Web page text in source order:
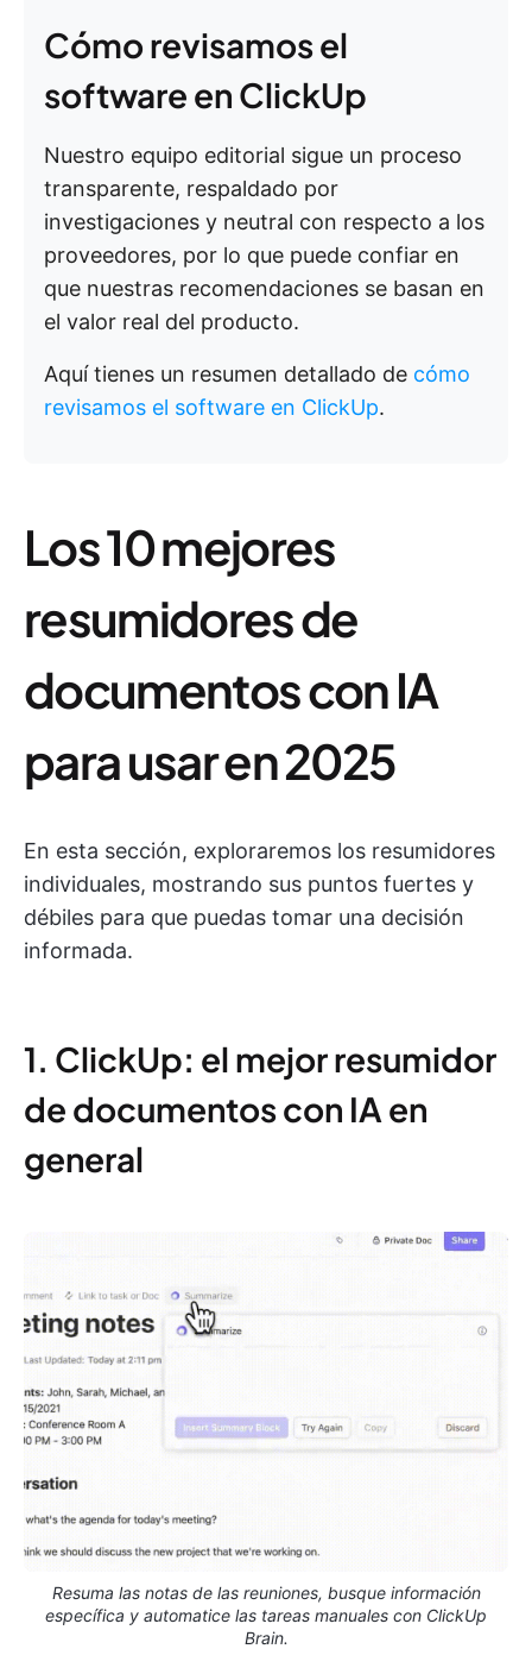
Cómo revisamos el
software en ClickUp
Nuestro equipo editorial sigue un proceso
transparente, respaldado por
investigaciones y neutral con respecto a los
proveedores, por lo que puede confiar en
que nuestras recomendaciones se basan en
el valor real del producto.
Aquí tienes un resumen detallado de cómo
revisamos el software en ClickUp.
Los 10 mejores
resumidores de
documentos con IA
para usar en 2025
En esta sección, exploraremos los resumidores
individuales, mostrando sus puntos fuertes y
débiles para que puedas tomar una decisión
informada.
1. ClickUp: el mejor resumidor
de documentos con IA en
general
Resuma las notas de las reuniones, busque información
específica y automatice las tareas manuales con ClickUp
Brain.